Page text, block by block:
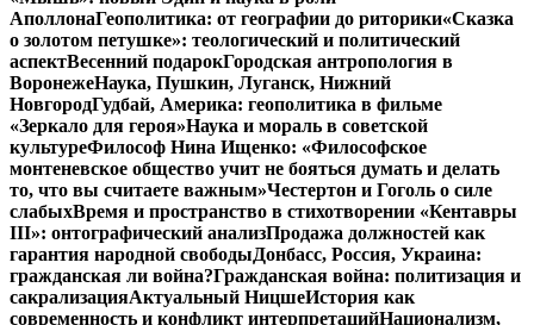
АполлонаГеополитика: от географии до риторики«Сказка
о золотом петушке»: теологический и политический
аспектВесенний подарокГородская антропология в
ВоронежеНаука, Пушкин, Луганск, Нижний
НовгородГудбай, Америка: геополитика в фильме
«Зеркало для героя»Наука и мораль в советской
культуреФилософ Нина Ищенко: «Философское
монтеневское общество учит не бояться думать и делать
то, что вы считаете важным»Честертон и Гоголь о силе
слабыхВремя и пространство в стихотворении «Кентавры
III»: онтографический анализПродажа должностей как
гарантия народной свободыДонбасс, Россия, Украина:
гражданская ли война?Гражданская война: политизация и
сакрализацияАктуальный НицшеИстория как
современность и конфликт интерпретацийНационализм,